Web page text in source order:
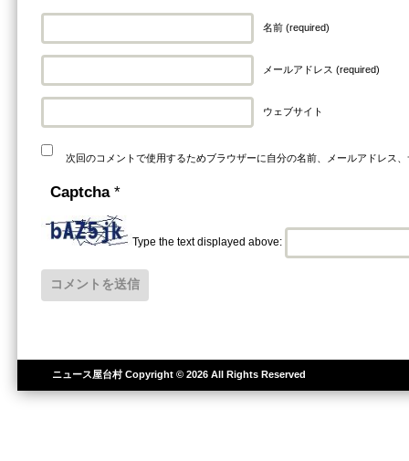
名前 (required)
メールアドレス (required)
ウェブサイト
次回のコメントで使用するためブラウザーに自分の名前、メールアドレス
Captcha *
Type the text displayed above:
ニュース屋台村Copyright © 2026 All Rights Reserved